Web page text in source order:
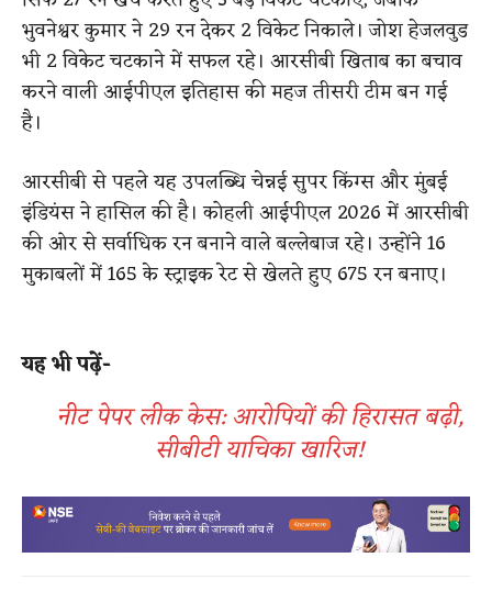
भुवनेश्वर कुमार ने 29 रन देकर 2 विकेट निकाले। जोश हेजलवुड
भी 2 विकेट चटकाने में सफल रहे। आरसीबी खिताब का बचाव
करने वाली आईपीएल इतिहास की महज तीसरी टीम बन गई
है।
आरसीबी से पहले यह उपलब्धि चेन्नई सुपर किंग्स और मुंबई
इंडियंस ने हासिल की है। कोहली आईपीएल 2026 में आरसीबी
की ओर से सर्वाधिक रन बनाने वाले बल्लेबाज रहे। उन्होंने 16
मुकाबलों में 165 के स्ट्राइक रेट से खेलते हुए 675 रन बनाए।
यह भी पढ़ें-
नीट पेपर लीक केस: आरोपियों की हिरासत बढ़ी,
सीबीटी याचिका खारिज!